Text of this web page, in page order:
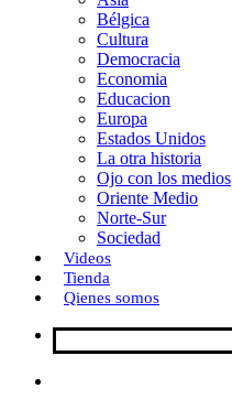
i
r
Bélgica
Cultura
Democracia
Economia
Educacion
Europa
Estados Unidos
La otra historia
Ojo con los medios
Oriente Medio
Norte-Sur
Sociedad
Videos
Tienda
Qienes somos